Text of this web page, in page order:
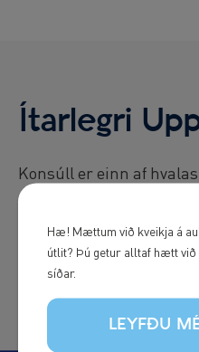
Hæ! Mættum við kveikja á
útlit? Þú getur alltaf hætt við
síðar.
LEYFÐU
Ítarlegri
Konsúll er einn af
á Akureyri sem er mest
Hann hentar
nóg af plássi bæði